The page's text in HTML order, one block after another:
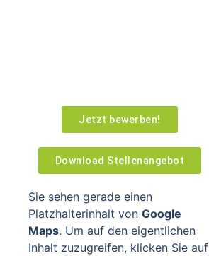
Jetzt bewerben!
Download Stellenangebot
Sie sehen gerade einen
Platzhalterinhalt von Google
Maps. Um auf den eigentlichen
Inhalt zuzugreifen, klicken Sie auf